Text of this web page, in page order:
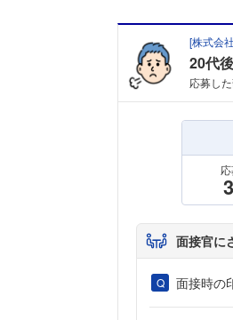
[株式会
20代
応募し
面接官に
面接時の